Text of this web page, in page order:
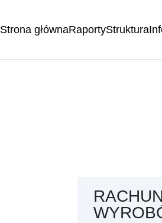
Strona głównaRaportyStruktura